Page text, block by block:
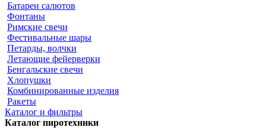
Батареи салютов
Фонтаны
Римские свечи
Фестивальные шары
Петарды, волчки
Летающие фейерверки
Бенгальские свечи
Хлопушки
Комбинированные изделия
Ракеты
Каталог и фильтры
Каталог пиротехники